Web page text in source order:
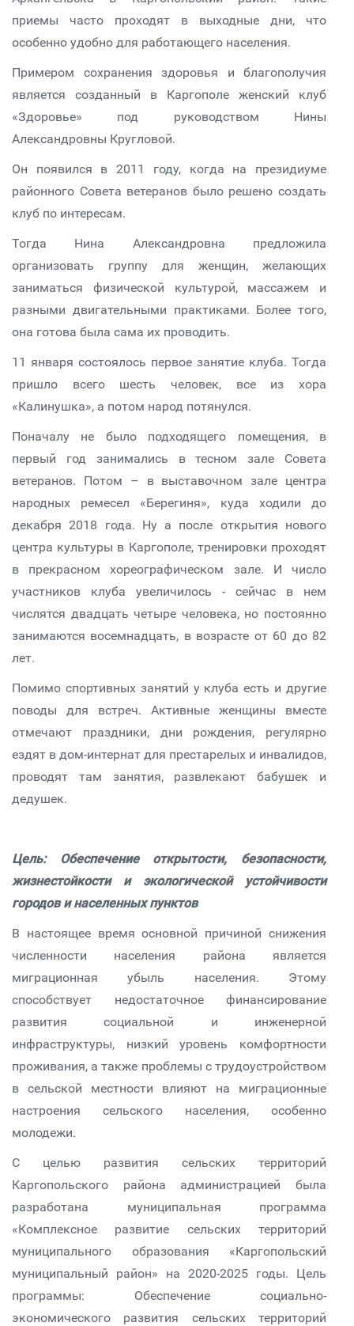
приемы часто проходят в выходные дни, что
особенно удобно для работающего населения.
Примером сохранения здоровья и благополучия
является созданный в Каргополе женский клуб
«Здоровье» под руководством Нины
Александровны Кругловой.
Он появился в 2011 году, когда на президиуме
районного Совета ветеранов было решено создать
клуб по интересам.
Тогда Нина Александровна предложила
организовать группу для женщин, желающих
заниматься физической культурой, массажем и
разными двигательными практиками. Более того,
она готова была сама их проводить.
11 января состоялось первое занятие клуба. Тогда
пришло всего шесть человек, все из хора
«Калинушка», а потом народ потянулся.
Поначалу не было подходящего помещения, в
первый год занимались в тесном зале Совета
ветеранов. Потом – в выставочном зале центра
народных ремесел «Берегиня», куда ходили до
декабря 2018 года. Ну а после открытия нового
центра культуры в Каргополе, тренировки проходят
в прекрасном хореографическом зале. И число
участников клуба увеличилось - сейчас в нем
числятся двадцать четыре человека, но постоянно
занимаются восемнадцать, в возрасте от 60 до 82
лет.
Помимо спортивных занятий у клуба есть и другие
поводы для встреч. Активные женщины вместе
отмечают праздники, дни рождения, регулярно
ездят в дом-интернат для престарелых и инвалидов,
проводят там занятия, развлекают бабушек и
дедушек.
Цель: Обеспечение открытости, безопасности,
жизнестойкости и экологической устойчивости
городов и населенных пунктов
В настоящее время основной причиной снижения
численности населения района является
миграционная убыль населения. Этому
способствует недостаточное финансирование
развития социальной и инженерной
инфраструктуры, низкий уровень комфортности
проживания, а также проблемы с трудоустройством
в сельской местности влияют на миграционные
настроения сельского населения, особенно
молодежи.
С целью развития сельских территорий
Каргопольского района администрацией была
разработана муниципальная программа
«Комплексное развитие сельских территорий
муниципального образования «Каргопольский
муниципальный район» на 2020-2025 годы. Цель
программы: Обеспечение социально-
экономического развития сельских территорий